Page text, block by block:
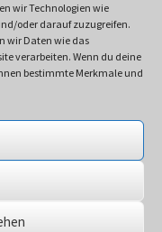
wir Technologien wie
oder darauf zuzugreifen.
wir Daten wie das
verarbeiten. Wenn du deine
bestimmte Merkmale und
Sie unsere